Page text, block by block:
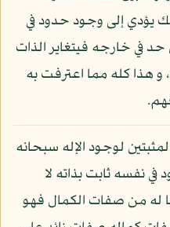
يؤدي إلى وجود حدود في
في خارجه فيتغاير الذات
و هذا كله مما اعترفت به
لوجود الإله سبحانه
في نفسه ثابت بذاته لا
له من صفات الكمال فهو